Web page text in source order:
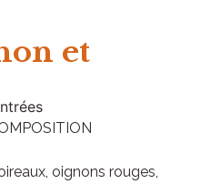
et
oignons rouges,